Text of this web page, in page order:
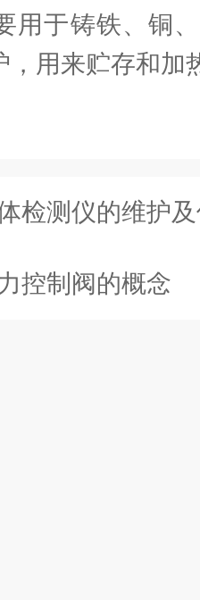
用于铸铁、铜
，用来贮存和加
检测仪的维护
控制阀的概念